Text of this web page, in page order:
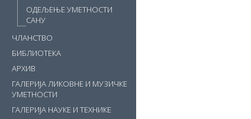
ОДЕЉЕЊЕ УМЕТНОСТИ
САНУ
ЧЛАНСТВО
БИБЛИОТЕКА
АРХИВ
ГАЛЕРИЈА ЛИКОВНЕ И МУЗИЧКЕ
УМЕТНОСТИ
ГАЛЕРИЈА НАУКЕ И ТЕХНИКЕ